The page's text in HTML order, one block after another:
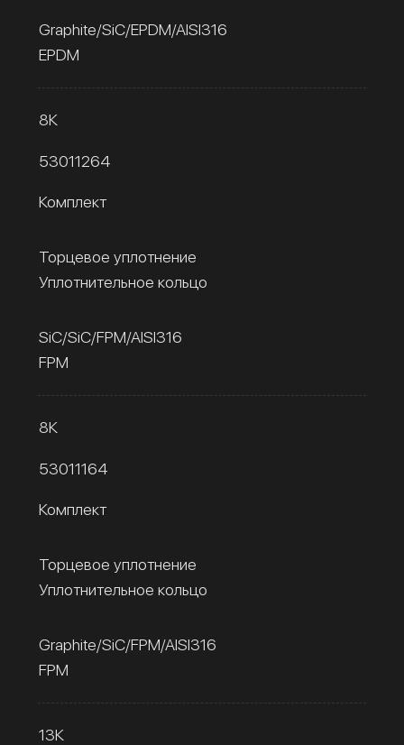
Graphite/SiC/EPDM/AISI316
EPDM
8К
53011264
Комплект
Торцевое уплотнение
Уплотнительное кольцо
SiC/SiC/FPM/AISI316
FPM
8К
53011164
Комплект
Торцевое уплотнение
Уплотнительное кольцо
Graphite/SiC/FPM/AISI316
FPM
13К